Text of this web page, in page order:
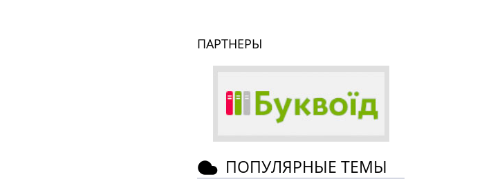
ПАРТНЕРЫ
ПОПУЛЯРНЫЕ ТЕМЫ